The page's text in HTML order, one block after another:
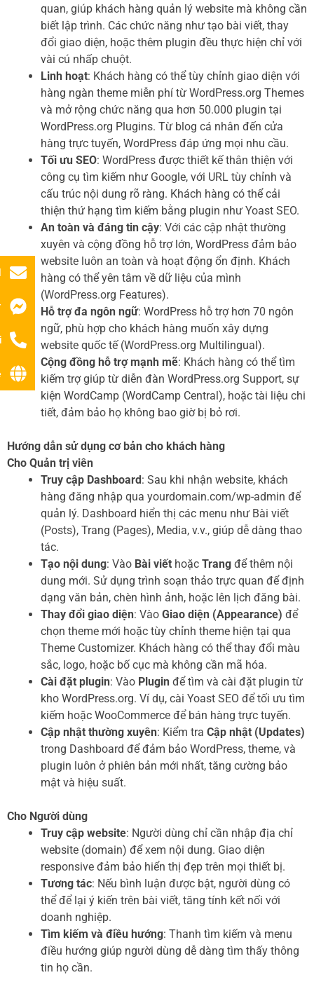
quan, giúp khách hàng quản lý website mà không cần
biết lập trình. Các chức năng như tạo bài viết, thay
đổi giao diện, hoặc thêm plugin đều thực hiện chỉ với
vài cú nhấp chuột.
Linh hoạt: Khách hàng có thể tùy chỉnh giao diện với
hàng ngàn theme miễn phí từ WordPress.org Themes
và mở rộng chức năng qua hơn 50.000 plugin tại
WordPress.org Plugins. Từ blog cá nhân đến cửa
hàng trực tuyến, WordPress đáp ứng mọi nhu cầu.
Tối ưu SEO: WordPress được thiết kế thân thiện với
công cụ tìm kiếm như Google, với URL tùy chỉnh và
cấu trúc nội dung rõ ràng. Khách hàng có thể cải
thiện thứ hạng tìm kiếm bằng plugin như Yoast SEO.
An toàn và đáng tin cậy: Với các cập nhật thường
xuyên và cộng đồng hỗ trợ lớn, WordPress đảm bảo
website luôn an toàn và hoạt động ổn định. Khách
hàng có thể yên tâm về dữ liệu của mình
(WordPress.org Features).
Hỗ trợ đa ngôn ngữ: WordPress hỗ trợ hơn 70 ngôn
ngữ, phù hợp cho khách hàng muốn xây dựng
website quốc tế (WordPress.org Multilingual).
Cộng đồng hỗ trợ mạnh mẽ: Khách hàng có thể tìm
kiếm trợ giúp từ diễn đàn WordPress.org Support, sự
kiện WordCamp (WordCamp Central), hoặc tài liệu chi
tiết, đảm bảo họ không bao giờ bị bỏ rơi.
Hướng dẫn sử dụng cơ bản cho khách hàng
Cho Quản trị viên
Truy cập Dashboard: Sau khi nhận website, khách
hàng đăng nhập qua yourdomain.com/wp-admin để
quản lý. Dashboard hiển thị các menu như Bài viết
(Posts), Trang (Pages), Media, v.v., giúp dễ dàng thao
tác.
Tạo nội dung: Vào Bài viết hoặc Trang để thêm nội
dung mới. Sử dụng trình soạn thảo trực quan để định
dạng văn bản, chèn hình ảnh, hoặc lên lịch đăng bài.
Thay đổi giao diện: Vào Giao diện (Appearance) để
chọn theme mới hoặc tùy chỉnh theme hiện tại qua
Theme Customizer. Khách hàng có thể thay đổi màu
sắc, logo, hoặc bố cục mà không cần mã hóa.
Cài đặt plugin: Vào Plugin để tìm và cài đặt plugin từ
kho WordPress.org. Ví dụ, cài Yoast SEO để tối ưu tìm
kiếm hoặc WooCommerce để bán hàng trực tuyến.
Cập nhật thường xuyên: Kiểm tra Cập nhật (Updates)
trong Dashboard để đảm bảo WordPress, theme, và
plugin luôn ở phiên bản mới nhất, tăng cường bảo
mật và hiệu suất.
Cho Người dùng
Truy cập website: Người dùng chỉ cần nhập địa chỉ
website (domain) để xem nội dung. Giao diện
responsive đảm bảo hiển thị đẹp trên mọi thiết bị.
Tương tác: Nếu bình luận được bật, người dùng có
thể để lại ý kiến trên bài viết, tăng tính kết nối với
doanh nghiệp.
Tìm kiếm và điều hướng: Thanh tìm kiếm và menu
điều hướng giúp người dùng dễ dàng tìm thấy thông
tin họ cần.